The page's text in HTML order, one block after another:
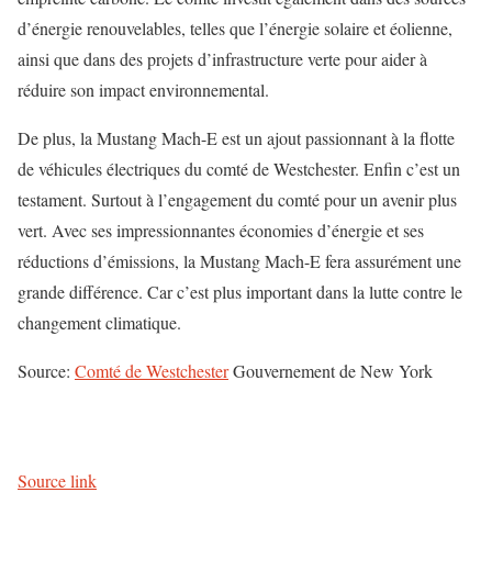
d’énergie renouvelables, telles que l’énergie solaire et éolienne,
ainsi que dans des projets d’infrastructure verte pour aider à
réduire son impact environnemental.
De plus, la Mustang Mach-E est un ajout passionnant à la flotte
de véhicules électriques du comté de Westchester. Enfin c’est un
testament. Surtout à l’engagement du comté pour un avenir plus
vert. Avec ses impressionnantes économies d’énergie et ses
réductions d’émissions, la Mustang Mach-E fera assurément une
grande différence. Car c’est plus important dans la lutte contre le
changement climatique.
Source: Comté de WestchesterGouvernement de New York
Source link